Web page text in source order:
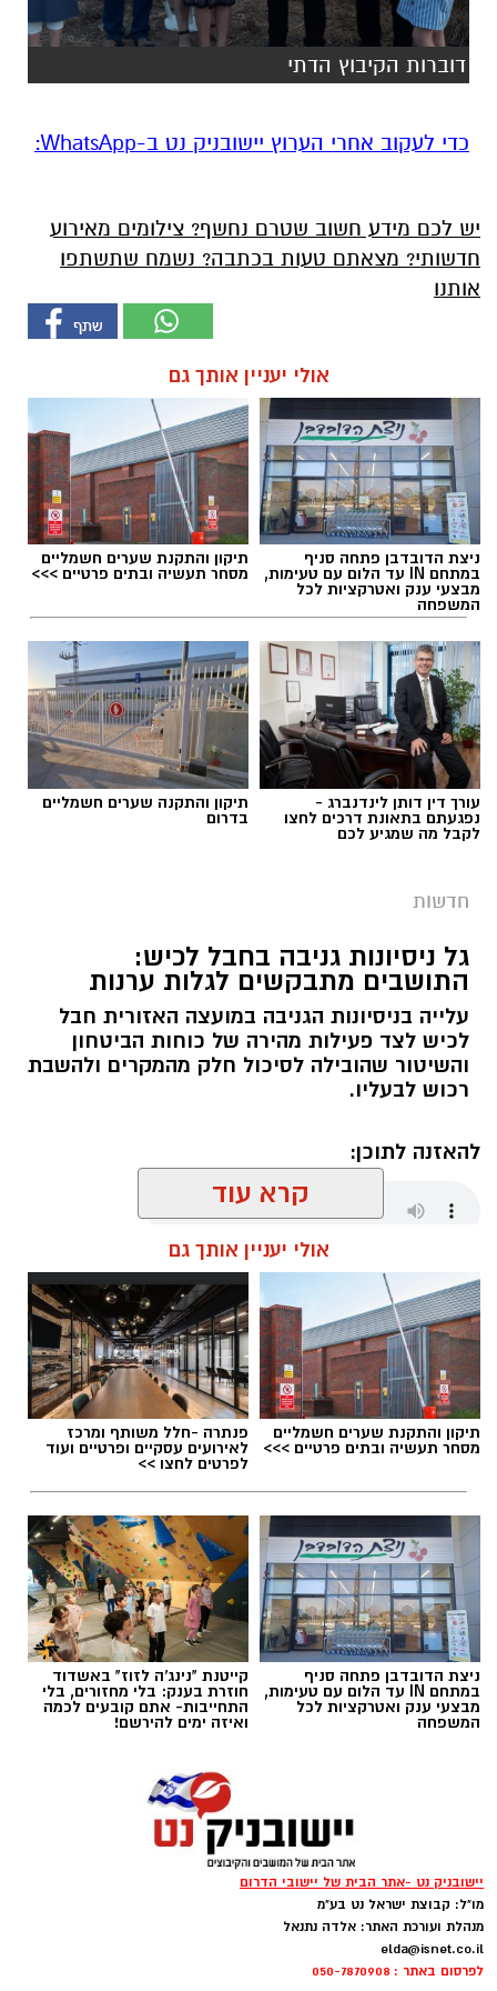
דוברות הקיבוץ הדתי
‏כדי לעקוב אחרי הערוץ יישובניק נט ב-WhatsApp:‏‏‏
יש לכם מידע חשוב שטרם נחשף? צילומים מאירוע
חדשותי? מצאתם טעות בכתבה? נשמח שתשתפו
אותנו
אולי יעניין אותך גם
ניצת הדובדבן פתחה סניף
במתחם IN עד הלום עם טעימות,
מבצעי ענק ואטרקציות לכל
המשפחה
תיקון והתקנת שערים חשמליים
מסחר תעשיה ובתים פרטיים >>>
עורך דין דותן לינדנברג -
נפגעתם בתאונת דרכים לחצו
לקבל מה שמגיע לכם
תיקון והתקנה שערים חשמליים
בדרום
חדשות
גל ניסיונות גניבה בחבל לכיש:
התושבים מתבקשים לגלות ערנות
עלייה בניסיונות הגניבה במועצה האזורית חבל
לכיש לצד פעילות מהירה של כוחות הביטחון
והשיטור שהובילה לסיכול חלק מהמקרים ולהשבת
רכוש לבעליו.
להאזנה לתוכן:
אלדה נתנאל / 18:01 08.08.26
תגים:חבל לכיש
במהלך סוף השבוע אירעו שני ניסיונות לגניבה
מסחרית של ענבים באזור מושב לכיש. על פי
הדיווח, החשודים הגיעו ברכב ללא אורות, אך
בעקבות אינדיקציה שהתקבלה הוזעק שומר
השדות למקום, והגנבים נמלטו לפני שהצליחו
להשלים את הגניבה.
קרא עוד
אולי יעניין אותך גם
תיקון והתקנת שערים חשמליים
מסחר תעשיה ובתים פרטיים >>>
פנתרה -חלל משותף ומרכז
לאירועים עסקיים ופרטיים ועוד
לפרטים לחצו >>
ניצת הדובדבן פתחה סניף
במתחם IN עד הלום עם טעימות,
מבצעי ענק ואטרקציות לכל
המשפחה
קייטנת "נינג'ה לזוז" באשדוד
חוזרת בענק: בלי מחזורים, בלי
התחייבות- אתם קובעים לכמה
ואיזה ימים להירשם!
יישובניק נט -אתר הבית של יישובי הדרום
מו"ל: קבוצת ישראל נט בע"מ
מנהלת ועורכת האתר: אלדה נתנאל
elda@isnet.co.il
לפרסום באתר : 050-7870908